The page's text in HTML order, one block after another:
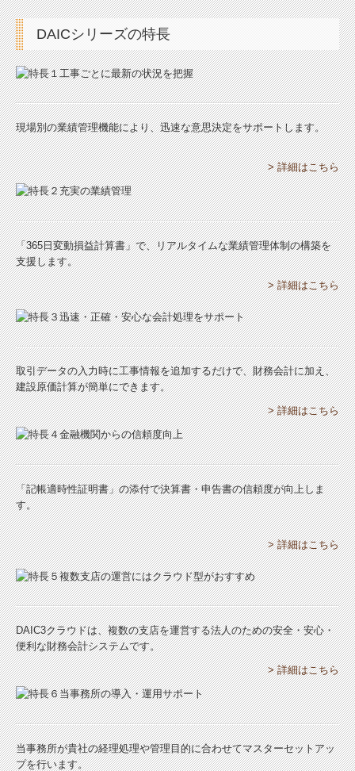
DAICシリーズの特長
現場別の業績管理機能により、迅速な意思決定をサポートします。
> 詳細はこちら
「365日変動損益計算書」で、リアルタイムな業績管理体制の構築を
支援します。
> 詳細はこちら
取引データの入力時に工事情報を追加するだけで、財務会計に加え、
建設原価計算が簡単にできます。
> 詳細はこちら
「記帳適時性証明書」の添付で決算書・申告書の信頼度が向上しま
す。
> 詳細はこちら
DAIC3クラウドは、複数の支店を運営する法人のための安全・安心・
便利な財務会計システムです。
> 詳細はこちら
当事務所が貴社の経理処理や管理目的に合わせてマスターセットアッ
プを行います。